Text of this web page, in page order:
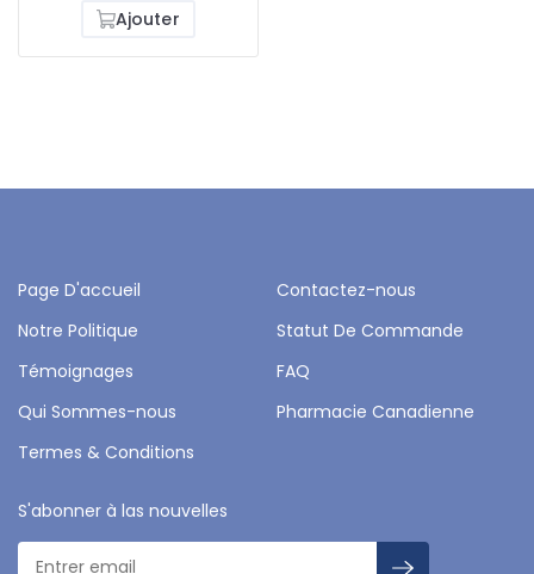
Ajouter
Page D'accueil
Contactez-nous
Notre Politique
Statut De Commande
Témoignages
FAQ
Qui Sommes-nous
Pharmacie Canadienne
Termes & Conditions
S'abonner à las nouvelles